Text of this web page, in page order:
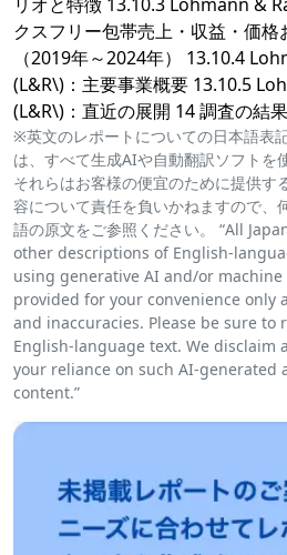
クスフリー包帯売上・収益・価
（2019年～2024年） 13.10.4
(L&R\)：主要事業概要 13.10.5
(L&R\)：直近の展開 14 調査の結
※英文のレポートについての日本語表
は、すべて生成AIや自動翻訳ソフトを
それらはお客様の便宜のために提供す
容について責任を負いかねますので、
語の原文をご参照ください。 “All
other descriptions of English-
using generative AI and/or
provided for your convenience only
and inaccuracies. Please be sure
English-language text. We
your reliance on such AI-generated
content.”